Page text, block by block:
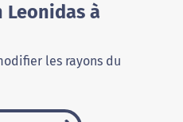
Leonidas à
les rayons du